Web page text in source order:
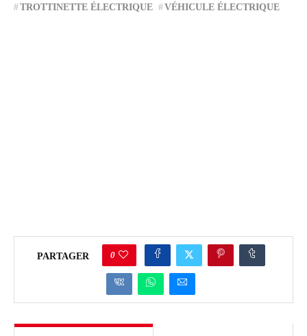
TROTTINETTE ÉLECTRIQUE VÉHICULE ÉLECTRIQUE
PARTAGER 0